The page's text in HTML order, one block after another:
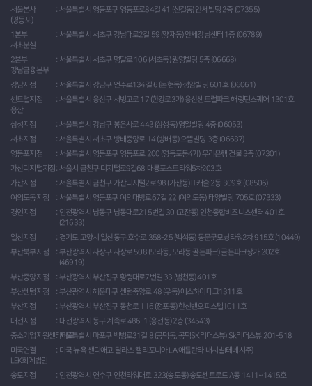
서울본사
(영등포)
서울특별시 영등포구 영등포로84길 41 (신길동) 안세빌딩 2층 (07355)
1본부
서초분실
서울특별시 서초구 강남대로2길 59 (양재동) 안세강남센터 1층 (06789)
2본부
강남금융본부
서울특별시 서초구 명달로 106 (서초동) 원영빌딩 5층 (06668)
강남지점
서울특별시 강남구 언주로134길 6 (논현동) 성암빌딩 601호 (06061)
센트럴지점
용산
서울특별시 용산구 서빙고로 17 (한강로3가) 용산센트럴파크 해링턴스퀘어 1301호
삼성지점
서울특별시 강남구 봉은사로 443 (삼성동) 영일빌딩 4층 (06053)
서초지점
서울특별시 서초구 방배중앙로 14 (방배동) 으뜸빌딩 3층 (06687)
영등포지점
서울특별시 영등포구 영등포로 200 (영등포동4가) 우리은행 건물 3층 (07301)
가산디지털지점 서울시 금천구 디지털로9길68 대륭포스트타워5차203호
가산지점
서울특별시 금천구 가산디지털2로 98 (가산동) IT캐슬 2동 309호 (08506)
여의도동지점
서울특별시 영등포구 여의대방로67길 22 (여의도동) 태양빌딩 705호 (07333)
경인지점
인천광역시 남동구 남동대로215번길 30 (고잔동) 인천종합비즈니스센터 401호
(21633)
일산지점
경기도 고양시 일산동구 호수로 358-25 (백석동) 동문굿모닝타워2차 915호 (10449)
부산북부지점
부산광역시 사상구 사상로 508 (모라동, 모라동 골든파크) 골든파크상가 202호
(46919)
부산중앙지점
부산광역시 부산진구 황령대로7번길 33 (범천동) 401호
부산센텀지점
부산광역시 해운대구 센텀중앙로 48 (우동) 에스하이테크1311호
부산지점
부산광역시 부산진구 동천로 116 (전포동) 한신밴오피스텔1011호
대전지점
대전광역시 동구 계족로 486-1 (용전동) 2층 (34543)
중소기업지원센타마포서울특별시 마포구 백범로31길 8 (공덕동, 공덕SK리더스뷰) Sk리더스뷰 201-518
미국연결
LEK회계법인
미국 뉴욕 샌디애고 달라스 캘리포니아 LA 애틀란타 내시빌(테네시주)
송도지점 인천광역시 연수구 인천타워대로 323(송도동) 송도센트로드 A동 1411~1415호